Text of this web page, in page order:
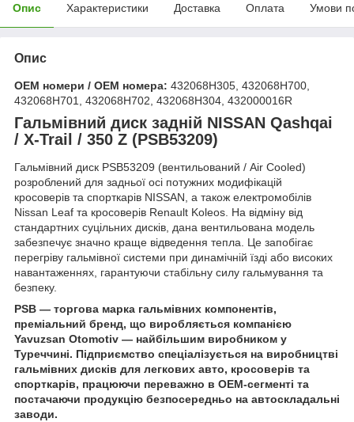
Опис Характеристики Доставка Оплата Умови
Опис
OEM номери / OEM номера: 432068H305, 432068H700,
432068H701, 432068H702, 432068H304, 432000016R
Гальмівний диск задній NISSAN Qashqai
/ X-Trail / 350 Z (PSB53209)
Гальмівний диск PSB53209 (вентильований / Air Cooled)
розроблений для задньої осі потужних модифікацій
кросоверів та спорткарів NISSAN, а також електромобілів
Nissan Leaf та кросоверів Renault Koleos. На відміну від
стандартних суцільних дисків, дана вентильована модель
забезпечує значно краще відведення тепла. Це запобігає
перегріву гальмівної системи при динамічній їзді або високих
навантаженнях, гарантуючи стабільну силу гальмування та
безпеку.
PSB — торгова марка гальмівних компонентів,
преміальний бренд, що виробляється компанією
Yavuzsan Otomotiv — найбільшим виробником у
Туреччині. Підприємство спеціалізується на виробництві
гальмівних дисків для легкових авто, кросоверів та
спорткарів, працюючи переважно в OEM-сегменті та
постачаючи продукцію безпосередньо на автоскладальні
заводи.